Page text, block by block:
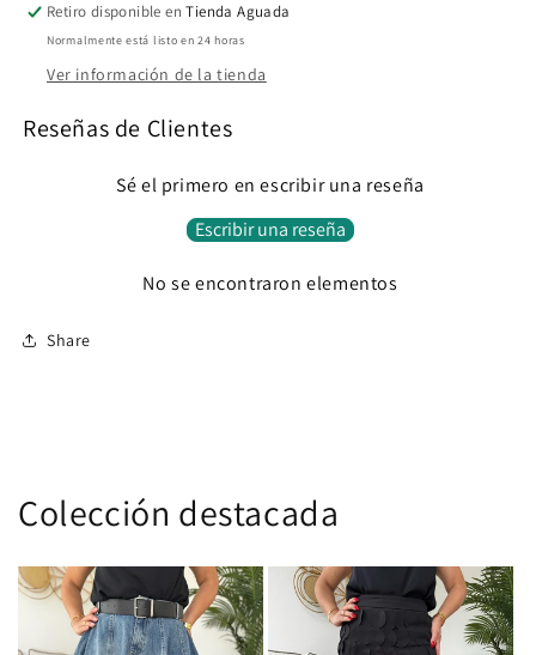
Retiro disponible enTienda Aguada
Normalmente está listo en 24 horas
Ver información de la tienda
Reseñas de Clientes
Sé el primero en escribir una reseña
Escribir una reseña
No se encontraron elementos
Share
Colección destacada